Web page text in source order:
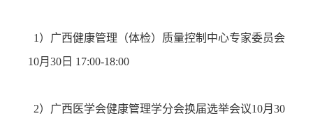
1）广西健康管理（体检）质量控制中心专家委员会
10月30日 17:00-18:00
2）广西医学会健康管理学分会换届选举会议10月30